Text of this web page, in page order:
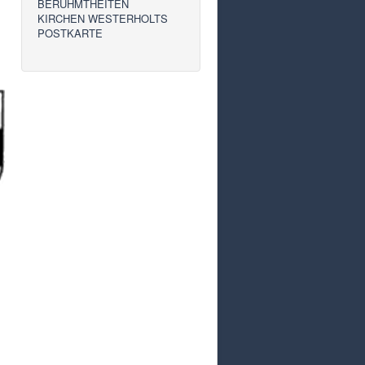
BERÜHMTHEITEN
KIRCHEN WESTERHOLTS
POSTKARTE